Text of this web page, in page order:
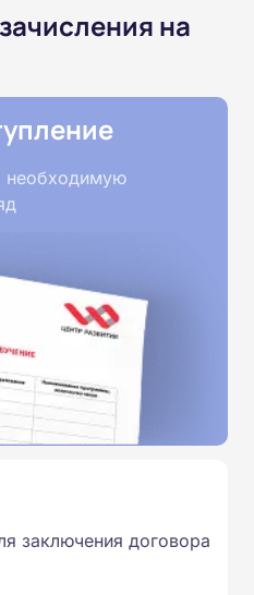
на
необходимую
заключения договора